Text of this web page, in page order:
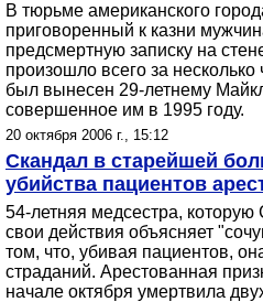
В тюрьме американского
приговоренный к казни
предсмертную записку на
произошло всего за
был вынесен 29-летнему
совершенное им в 1995 году.
20 октября 2006 г., 15:12
Скандал в старейшей
убийства пациентов
54-летняя медсестра,
свои действия объясняет
том, что, убивая пациентов,
страданий. Арестованная
начале октября умертвила